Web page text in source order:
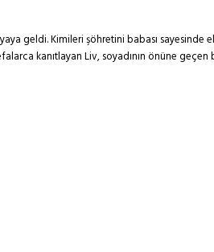
geldi. Kimileri şöhretini babası
kanıtlayan Liv, soyadının önüne geçen